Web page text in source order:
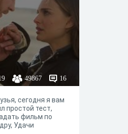
49867 16
сегодня я вам
простой тест,
фильм по
Удачи